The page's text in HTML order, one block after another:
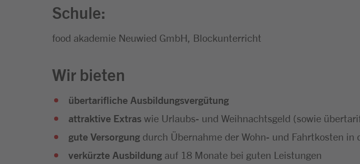
Schule:
food akademie Neuwied GmbH, Blockunterricht
Wir bieten
übertarifliche Ausbildungsvergütung
attraktive Extras wie Urlaubs- und Weihnachtsgeld (sowie
gute Versorgung durch Übernahme der Wohn- und Fahrtkosten in
verkürzte Ausbildung auf 18 Monate bei guten Leistungen